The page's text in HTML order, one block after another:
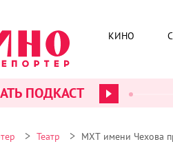
КИНО
ПОДКАСТ
> Театр > МХТ имени Чехова